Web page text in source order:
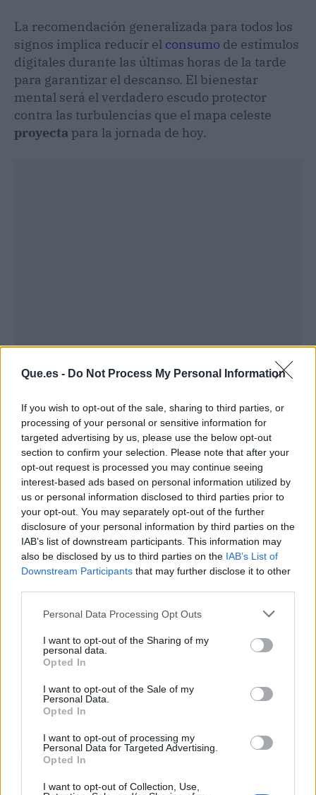
Que.es - Do Not Process My Personal Information
If you wish to opt-out of the sale, sharing to third parties, or
processing of your personal or sensitive information for
targeted advertising by us, please use the below opt-out
section to confirm your selection. Please note that after your
opt-out request is processed you may continue seeing
interest-based ads based on personal information utilized by
us or personal information disclosed to third parties prior to
your opt-out. You may separately opt-out of the further
disclosure of your personal information by third parties on the
IAB’s list of downstream participants. This information may
also be disclosed by us to third parties on the IAB’s List of
Downstream Participants that may further disclose it to other
Personal Data Processing Opt Outs
I want to opt-out of the Sharing of my
personal data.
Opted In
I want to opt-out of the Sale of my
Personal Data.
Opted In
I want to opt-out of processing my
Personal Data for Targeted Advertising.
Opted In
I want to opt-out of Collection, Use,
La recomendación generalizada para todos los
signos implica reducir el consumo de estímulos
digitales durante las últimas horas de la tarde
para garantizar el descanso. El bienestar
mental será el verdadero escudo protector
contra las turbulencias que el mapa celeste
proyecta para la jornada de hoy.
Publicidad
Tierra
Fuego
Agua
Enfoque
en ahorro
Control
de ira
Intuición
Gestión
deudas
profesion
Cuidado
discusion
Tensión
lumbar
Fatiga
mental
Insomnio
ligero
Dolores
de cabeza